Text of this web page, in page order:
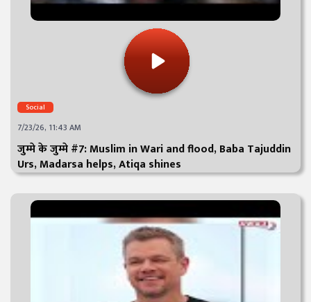
Social
7/23/26, 11:43 AM
जुम्मे के जुम्मे #7: Muslim in Wari and flood, Baba Tajuddin
Urs, Madarsa helps, Atiqa shines